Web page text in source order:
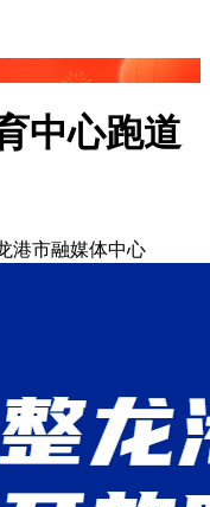
中心跑道
港市融媒体中心